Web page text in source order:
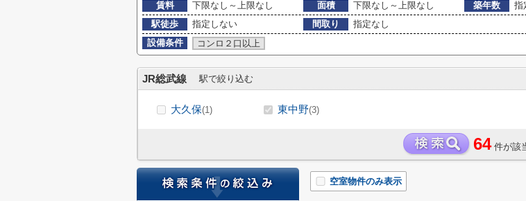
賃料
下限なし～上限なし 面積 下限なし～上限なし 築年数
指
駅徒歩
指定しない 間取り
指定なし
設備条件
コンロ２口以上
JR総武線 駅で絞り込む
大久保(1) 東中野(3)
64 件が該
空室物件のみ表示